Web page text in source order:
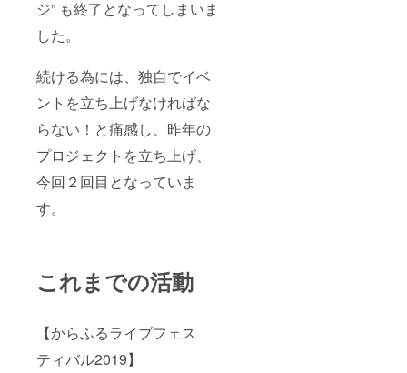
ジ” も終了となってしまいま
した。
続ける為には、独自でイベ
ントを立ち上げなければな
らない！と痛感し、昨年の
プロジェクトを立ち上げ、
今回２回目となっていま
す。
これまでの活動
【からふるライブフェス
ティバル2019】